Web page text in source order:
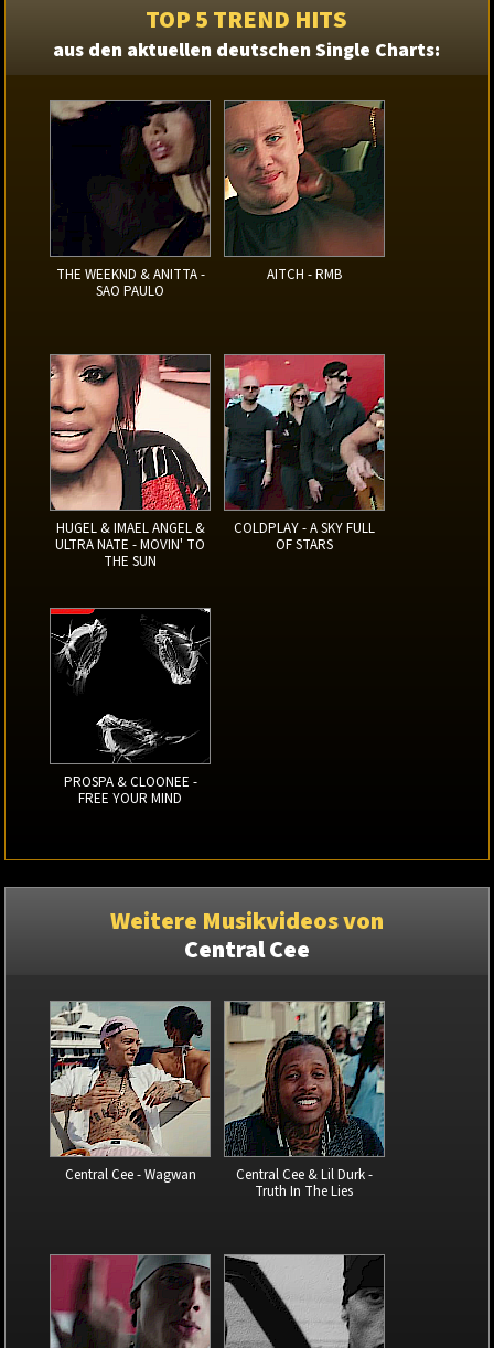
TOP 5 TREND HITS
aus den aktuellen deutschen Single Charts:
THE WEEKND & ANITTA -
SAO PAULO
AITCH - RMB
HUGEL & IMAEL ANGEL &
ULTRA NATE - MOVIN' TO
THE SUN
COLDPLAY - A SKY FULL
OF STARS
PROSPA & CLOONEE -
FREE YOUR MIND
Weitere Musikvideos von
Central Cee
Central Cee - Wagwan
Central Cee & Lil Durk -
Truth In The Lies